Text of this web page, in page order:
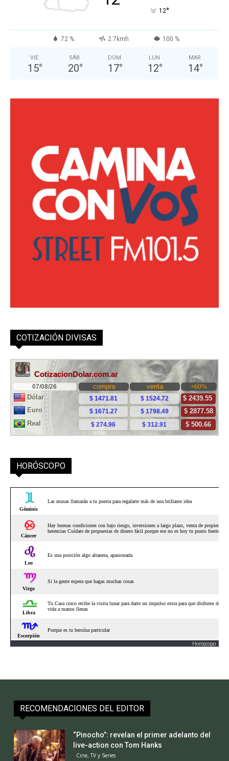
12°
72 % 2.7kmh 100 %
VIE
15°
SÁB
20°
DOM
17°
LUN
12°
MAR
14°
COTIZACIÓN DIVISAS
HORÓSCOPO
Horoscopo
RECOMENDACIONES DEL EDITOR
“Pinocho”: revelan el primer adelanto del
live-action con Tom Hanks
Cine, TV y Series